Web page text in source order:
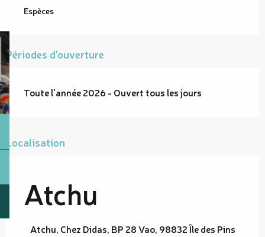
Espèces
Périodes d'ouverture
Toute l'année 2026 - Ouvert tous les jours
Localisation
Atchu
Atchu, Chez Didas, BP 28 Vao, 98832 Île des Pins